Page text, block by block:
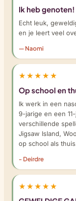
Ik heb genoten!
Echt leuk,
en je leert veel
— Naomi
★★★★★
Op school en
Ik werk in een
9-jarige en een
verschillende
Jigsaw Island,
op school als
- Deirdre
★★★★★